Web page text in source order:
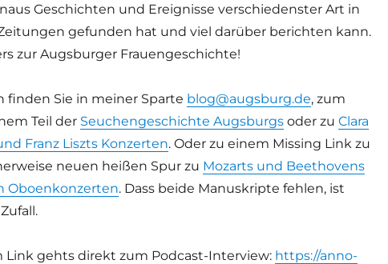
Geschichten und Ereignisse verschiedenster Art in
gefunden hat und viel darüber berichten kann.
zur Augsburger Frauengeschichte!
finden Sie in meiner Sparte blog@augsburg.de, zum
Teil der Seuchengeschichte Augsburgsoder zu Clara
Franz Liszts Konzerten. Oder zu einem Missing Link zu
neuen heißen Spur zu Mozarts und Beethovens
Oboenkonzerten. Dass beide Manuskripte fehlen, ist
Link gehts direkt zum Podcast-Interview: https://anno-